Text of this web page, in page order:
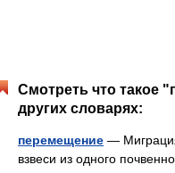
Смотреть что такое
других словарях:
перемещение —
взвеси из одного